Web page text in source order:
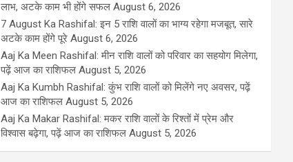
लाभ, अटके काम भी होंगे सफल August 6, 2026
7 August Ka Rashifal: इन 5 राशि वालों का भाग्य रहेगा मजबूत, सारे
अटके काम होंगे पूरे August 6, 2026
Aaj Ka Meen Rashifal: मीन राशि वालों को परिवार का सहयोग मिलेगा,
पढ़ें आज का राशिफल August 5, 2026
Aaj Ka Kumbh Rashifal: कुंभ राशि वालों को मिलेंगे नए अवसर, पढ़ें
आज का राशिफल August 5, 2026
Aaj Ka Makar Rashifal: मकर राशि वालों के रिश्तों में प्रेम और
विश्वास बढ़ेगा, पढ़ें आज का राशिफल August 5, 2026